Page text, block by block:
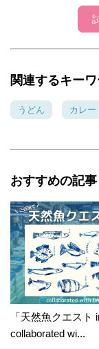
ん
ち
り
い
邪魔で
へのお
最後ま
からこ
ね、昭
とない
ないん
性の問
なら、
寧なレ
関連するキー
うどん カレー
おすすめの記事
「天然魚クエスト
collaborated wi...